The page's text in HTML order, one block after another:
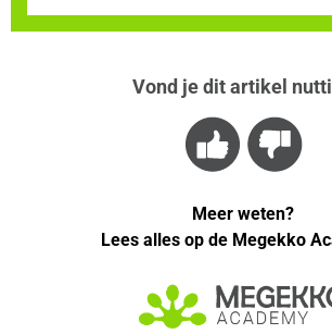
Vond je dit artikel
Meer weten?
Lees alles op de Megekko